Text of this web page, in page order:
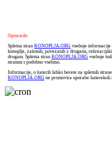
Opozorilo
Spletna stran KONOPLJA.ORG vsebuje informacije
konoplje, zakonih, povezanih z drogami,
drogam. Spletna stran KONOPLJA.ORG vsebuje
stranmi s podobno vsebino.
Informacije, o katerih lahko berete na spletnih
KONOPLJA.ORG ne promovira uporabe katerekoli